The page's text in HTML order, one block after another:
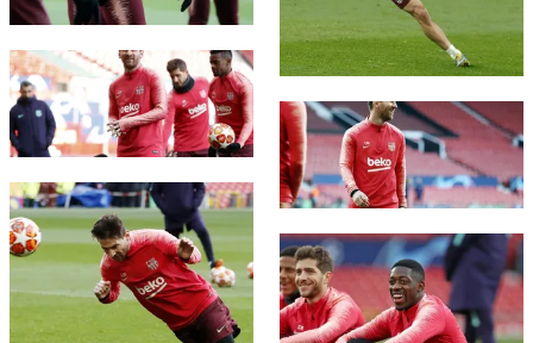
FC Barcelona club badge
FC Barcelona club badge
FC Barcelona club badge
FC Barcelona club badge